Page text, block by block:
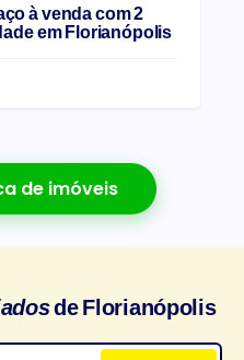
à venda com 2
em Florianópolis
de imóveis
de Florianópolis